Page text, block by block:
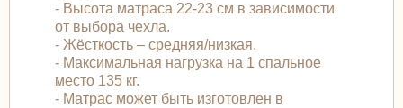
- Высота матраса 22-23 см в зависимости
от выбора чехла.
- Жёсткость – средняя/низкая.
- Максимальная нагрузка на 1 спальное
место 135 кг.
- Матрас может быть изготовлен в